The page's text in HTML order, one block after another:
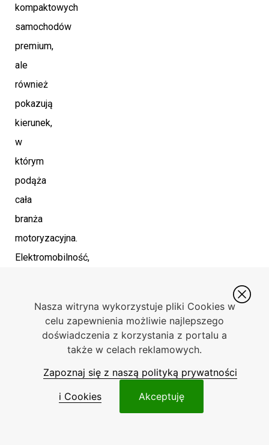
kompaktowych
samochodów
premium,
ale
również
pokazują
kierunek,
w
którym
podąża
cała
branża
motoryzacyjna.
Elektromobilność,
innowacyjne
przyszłość,
Nasza witryna wykorzystuje pliki Cookies w
celu zapewnienia możliwie najlepszego
doświadczenia z korzystania z portalu a
także w celach reklamowych.
Zapoznaj się z naszą polityką prywatności
i Cookies
Akceptuję